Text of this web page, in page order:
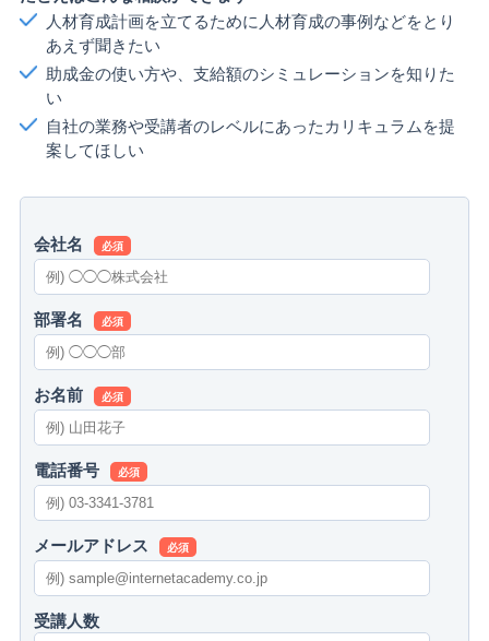
人材育成計画を立てるために人材育成の事例などをとり
あえず聞きたい
助成金の使い方や、支給額のシミュレーションを知りた
い
自社の業務や受講者のレベルにあったカリキュラムを提
案してほしい
会社名 必須
部署名 必須
お名前 必須
電話番号 必須
メールアドレス 必須
受講人数